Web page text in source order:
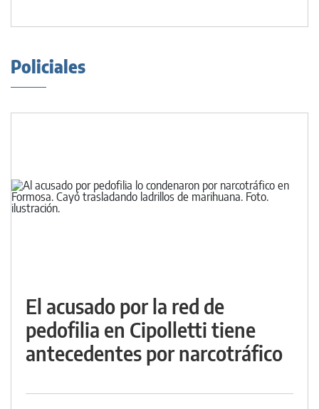
Policiales
El acusado por la red de
pedofilia en Cipolletti tiene
antecedentes por narcotráfico